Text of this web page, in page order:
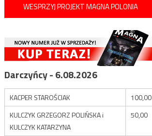
WESPRZYJ PROJEKT MAGNA POLONIA
Darczyńcy - 6.08.2026
KACPER STAROŚCIAK
100,00
KULCZYK GRZEGORZ POLIŃSKA i
KULCZYK KATARZYNA
50,00